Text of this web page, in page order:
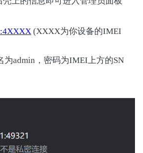
(XXXX为你设备的IMEI
为admin，密码为IMEI上方的SN